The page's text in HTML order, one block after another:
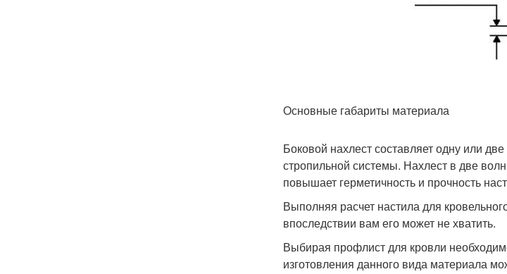
Основные габариты материала
Боковой нахлест составляет одну или
стропильной системы. Нахлест в две
повышает герметичность и прочность
Выполняя расчет настила для
впоследствии вам его может не хватить.
Выбирая профлист для кровли
изготовления данного вида материала